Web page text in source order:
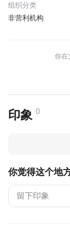
组织分类
非营利机构
你在
印象 0
你觉得这个地